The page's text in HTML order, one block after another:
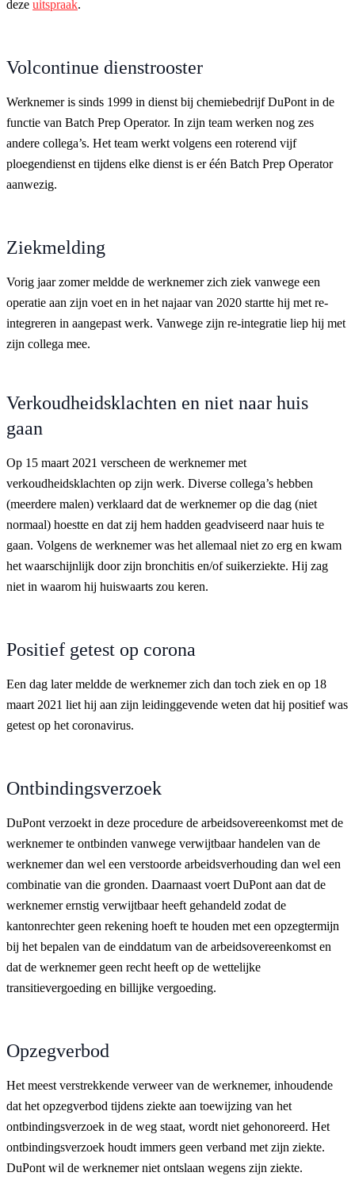
deze uitspraak.
Volcontinue dienstrooster
Werknemer is sinds 1999 in dienst bij chemiebedrijf DuPont in de
functie van Batch Prep Operator. In zijn team werken nog zes
andere collega’s. Het team werkt volgens een roterend vijf
ploegendienst en tijdens elke dienst is er één Batch Prep Operator
aanwezig.
Ziekmelding
Vorig jaar zomer meldde de werknemer zich ziek vanwege een
operatie aan zijn voet en in het najaar van 2020 startte hij met re-
integreren in aangepast werk. Vanwege zijn re-integratie liep hij met
zijn collega mee.
Verkoudheidsklachten en niet naar huis
gaan
Op 15 maart 2021 verscheen de werknemer met
verkoudheidsklachten op zijn werk. Diverse collega’s hebben
(meerdere malen) verklaard dat de werknemer op die dag (niet
normaal) hoestte en dat zij hem hadden geadviseerd naar huis te
gaan. Volgens de werknemer was het allemaal niet zo erg en kwam
het waarschijnlijk door zijn bronchitis en/of suikerziekte. Hij zag
niet in waarom hij huiswaarts zou keren.
Positief getest op corona
Een dag later meldde de werknemer zich dan toch ziek en op 18
maart 2021 liet hij aan zijn leidinggevende weten dat hij positief was
getest op het coronavirus.
Ontbindingsverzoek
DuPont verzoekt in deze procedure de arbeidsovereenkomst met de
werknemer te ontbinden vanwege verwijtbaar handelen van de
werknemer dan wel een verstoorde arbeidsverhouding dan wel een
combinatie van die gronden. Daarnaast voert DuPont aan dat de
werknemer ernstig verwijtbaar heeft gehandeld zodat de
kantonrechter geen rekening hoeft te houden met een opzegtermijn
bij het bepalen van de einddatum van de arbeidsovereenkomst en
dat de werknemer geen recht heeft op de wettelijke
transitievergoeding en billijke vergoeding.
Opzegverbod
Het meest verstrekkende verweer van de werknemer, inhoudende
dat het opzegverbod tijdens ziekte aan toewijzing van het
ontbindingsverzoek in de weg staat, wordt niet gehonoreerd. Het
ontbindingsverzoek houdt immers geen verband met zijn ziekte.
DuPont wil de werknemer niet ontslaan wegens zijn ziekte.